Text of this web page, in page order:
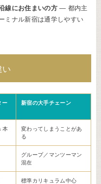
線にお住まいの方— 都内主
ミナル新宿は通学しやすい
ー
新宿の大手チェーン
本
変わってしまうことがあ
る
グループ／マンツーマン
混在
標準カリキュラム中心